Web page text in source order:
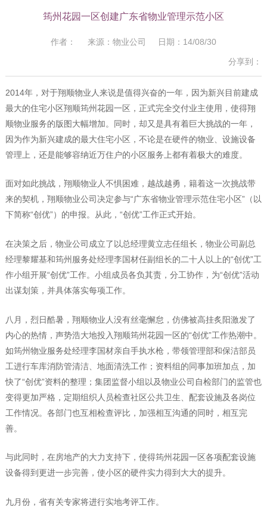
筠州花园一区创建广东省物业管理示范小区
作者： 来源：物业公司 日期：14/08/30
分享到：
2014年，对于翔顺物业人来说是值得兴奋的一年，因为新兴目前建成
最大的住宅小区翔顺筠州花园一区，正式完全交付业主使用，使得翔
顺物业服务的版图大幅增加。同时，却又是具有着巨大挑战的一年，
因为作为新兴建成的最大住宅小区，不论是在硬件的物业、设施设备
管理上，还是能够容纳近万住户的小区服务上都有着极大的难度。
面对如此挑战，翔顺物业人不惧困难，越战越勇，籍着这一次挑战带
来的契机，翔顺物业公司决定参与“广东省物业管理示范住宅小区”（以
下简称“创优”）的申报。从此，“创优”工作正式开始。
在决策之后，物业公司成立了以总经理黄立志任组长，物业公司副总
经理黎耀基和筠州服务处经理李国材任副组长的二十人以上的“创优”工
作小组开展“创优”工作。小组成员各负其责，分工协作，为“创优”活动
出谋划策，并具体落实每项工作。
八月，烈日酷暑，翔顺物业人没有丝毫懈怠，仿佛被高挂炙阳激发了
内心的热情，声势浩大地投入翔顺筠州花园一区的“创优”工作热潮中。
如筠州物业服务处经理李国材亲自手执水枪，带领管理部和保洁部员
工进行车库消防管清洁、地面清洗工作；资料组的同事加班加点，加
快了“创优”资料的整理；集团监督小组以及物业公司自检部门的监管也
变得更加严格，定期组织人员检查社区公共卫生、配套设施及各岗位
工作情况。各部门也互相检查评比，加强相互沟通的同时，相互完
善。
与此同时，在房地产的大力支持下，使得筠州花园一区各项配套设施
设备得到更进一步完善，使小区的硬件实力得到大大的提升。
九月份，省有关专家将进行实地考评工作。